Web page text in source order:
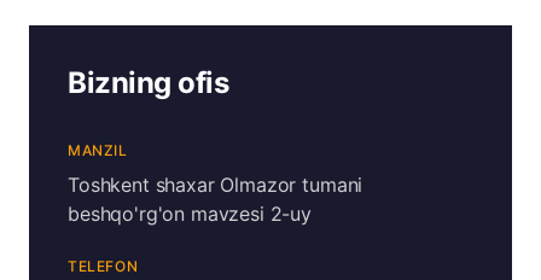
Bizning ofis
MANZIL
Toshkent shaxar Olmazor tumani
beshqo'rg'on mavzesi 2-uy
TELEFON